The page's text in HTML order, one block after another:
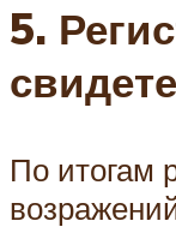
5.
По итогам